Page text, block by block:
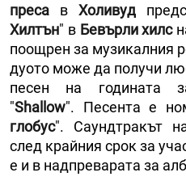
преса в Холивуд
Хилтън" в Бевърли хилс
поощрен за музикалния
дуото може да получи
песен на годината
"Shallow". Песента е
глобус". Саундтракът
след крайния срок за
е и в надпреварата за